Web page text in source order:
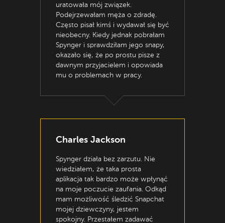
uratowała mój związek.
Podejrzewałam męża o zdradę.
Często pisał kimś i wydawał się być
nieobecny. Kiedy jednak pobrałam
Spynger i sprawdziłam jego snapy,
okazało się, że po prostu pisze z
dawnym przyjacielem i opowiada
mu o problemach w pracy.
Charles Jackson
Spynger działa bez zarzutu. Nie
wiedziałem, że taka prosta
aplikacja tak bardzo może wpłynąć
na moje poczucie zaufania. Odkąd
mam możliwość śledzić Snapchat
mojej dziewczyny, jestem
spokojny. Przestałem zadawać